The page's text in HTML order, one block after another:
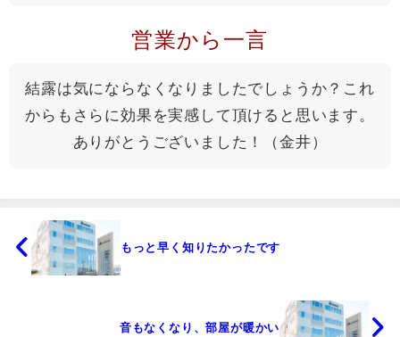
営業から一言
結露は気にならなくなりましたでしょうか？これ
からもさらに効果を実感して頂けると思います。
ありがとうございました！（金井）
もっと早く知りたかったです
音もなくなり、部屋が暖かい